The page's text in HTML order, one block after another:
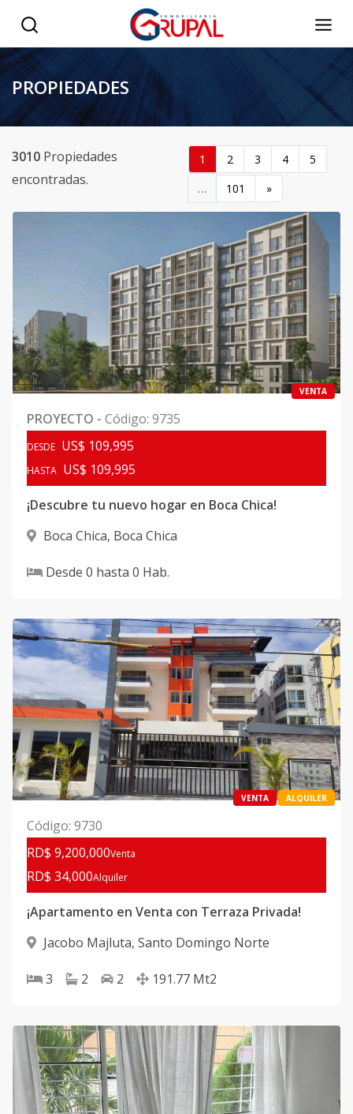
PROPIEDADES
3010 Propiedades
encontradas.
1 2 3 4 5
… 101 »
VENTA
PROYECTO - Código: 9735
DESDE US$ 109,995
HASTA US$ 109,995
¡Descubre tu nuevo hogar en Boca Chica!
Boca Chica, Boca Chica
Desde 0 hasta 0 Hab.
VENTA ALQUILER
Código: 9730
RD$ 9,200,000Venta
RD$ 34,000Alquiler
¡Apartamento en Venta con Terraza Privada!
Jacobo Majluta, Santo Domingo Norte
3 2 2 191.77 Mt2